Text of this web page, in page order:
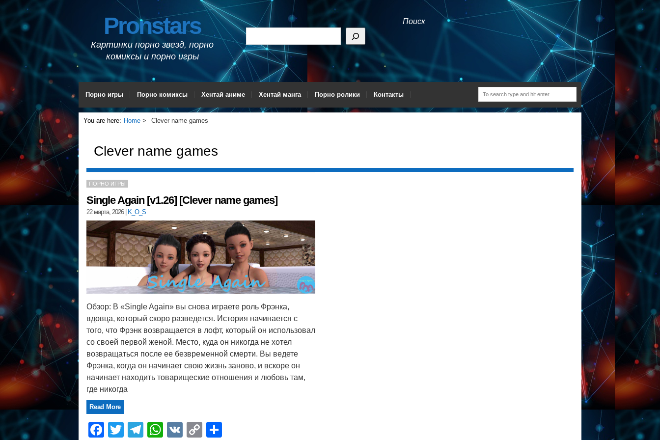
Pronstars
Картинки порно звезд, порно
комиксы и порно игры
Поиск
Порно игры Порно комиксы Хентай аниме Хентай манга Порно ролики Контакты
You are here: Home Clever name games
Clever name games
ПОРНО ИГРЫ
Single Again [v1.26] [Clever name games]
22 марта, 2026| K_O_S
Обзор: В «Single Again» вы снова играете роль Фрэнка,
вдовца, который скоро разведется. История начинается с
того, что Фрэнк возвращается в лофт, который он использовал
со своей первой женой. Место, куда он никогда не хотел
возвращаться после ее безвременной смерти. Вы ведете
Фрэнка, когда он начинает свою жизнь заново, и вскоре он
начинает находить товарищеские отношения и любовь там,
где никогда
Read More
Facebook
TwitterTelegram
WhatsApp
VK Copy